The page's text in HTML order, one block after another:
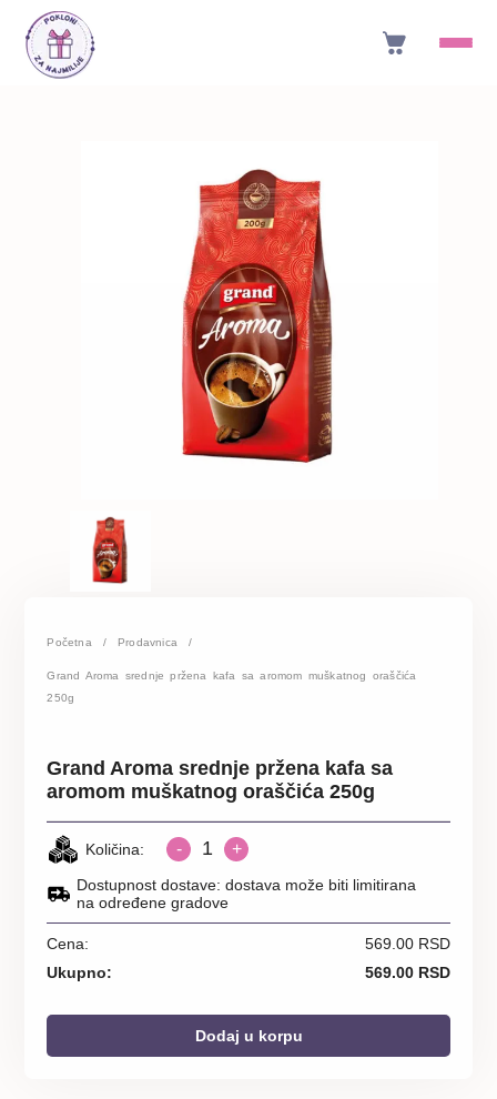
Početna / Prodavnica /
Grand Aroma srednje pržena kafa sa aromom muškatnog oraščića
250g
Grand Aroma srednje pržena kafa sa
aromom muškatnog oraščića 250g
Količina: - 1 +
Dostupnost dostave: dostava može biti limitirana
na određene gradove
Cena:
569.00 RSD
Ukupno:
569.00 RSD
Dodaj u korpu